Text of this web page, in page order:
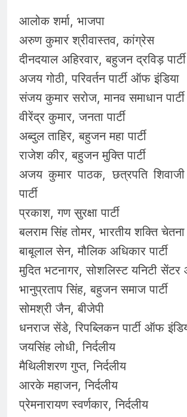
आलोक शर्मा, भाजपा
अरुण कुमार श्रीवास्तव, कांग्रेस
दीनदयाल अहिरवार, बहुजन द्रविड़ पार्टी
अजय गोठी, परिवर्तन पार्टी ऑफ इंडिया
संजय कुमार सरोज, मानव समाधान पार्टी
वीरेंद्र कुमार, जनता पार्टी
अब्दुल ताहिर, बहुजन महा पार्टी
राजेश कीर, बहुजन मुक्ति पार्टी
अजय कुमार पाठक, छत्रपति शिवाजी
पार्टी
प्रकाश, गण सुरक्षा पार्टी
बलराम सिंह तोमर, भारतीय शक्ति चेतना
बाबूलाल सेन, मौलिक अधिकार पार्टी
मुदित भटनागर, सोशलिस्ट यनिटी
भानुप्रताप सिंह, बहुजन समाज पार्टी
सोमश्री जैन, बीजेपी
धनराज सेंडे, रिपब्लिकन पार्टी ऑफ
जयसिंह लोधी, निर्दलीय
मैथिलीशरण गुप्त, निर्दलीय
आरके महाजन, निर्दलीय
प्रेमनारायण स्वर्णकार, निर्दलीय